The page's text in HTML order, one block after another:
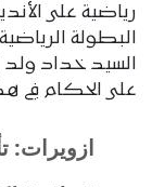
رياضية على
البطولة
السيد خداد ولد
على الحكام في
ازويرات: